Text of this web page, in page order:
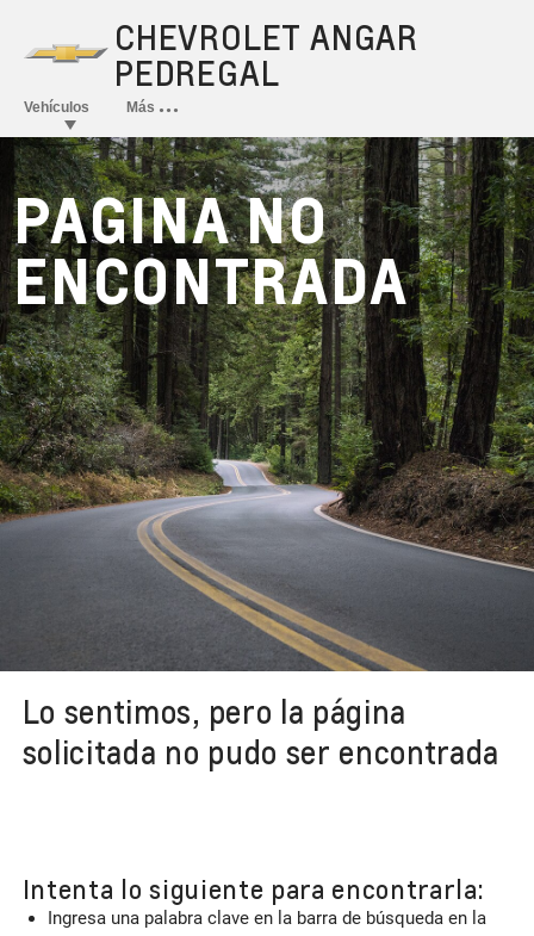
PAGINA NO
ENCONTRADA
Lo sentimos, pero la página
solicitada no pudo ser encontrada
Intenta lo siguiente para encontrarla:
Ingresa una palabra clave en la barra de búsqueda en la